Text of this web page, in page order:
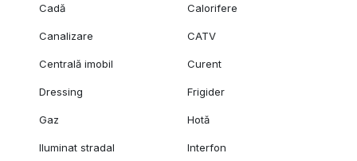
Cadă Calorifere
Canalizare CATV
Centrală imobil Curent
Dressing Frigider
Gaz Hotă
Iluminat stradal Interfon